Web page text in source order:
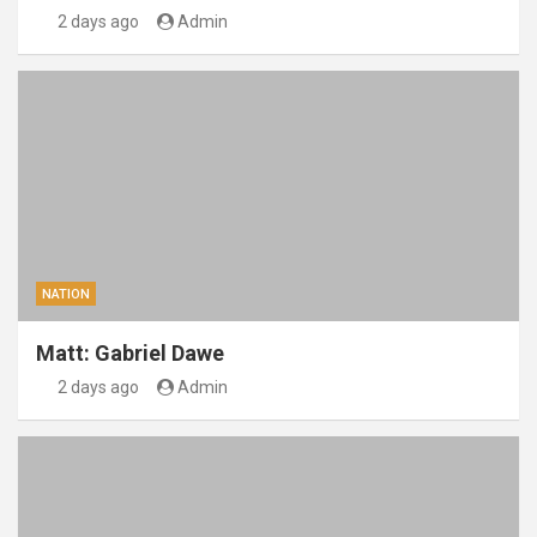
2 days ago Admin
NATION
Matt: Gabriel Dawe
2 days ago Admin